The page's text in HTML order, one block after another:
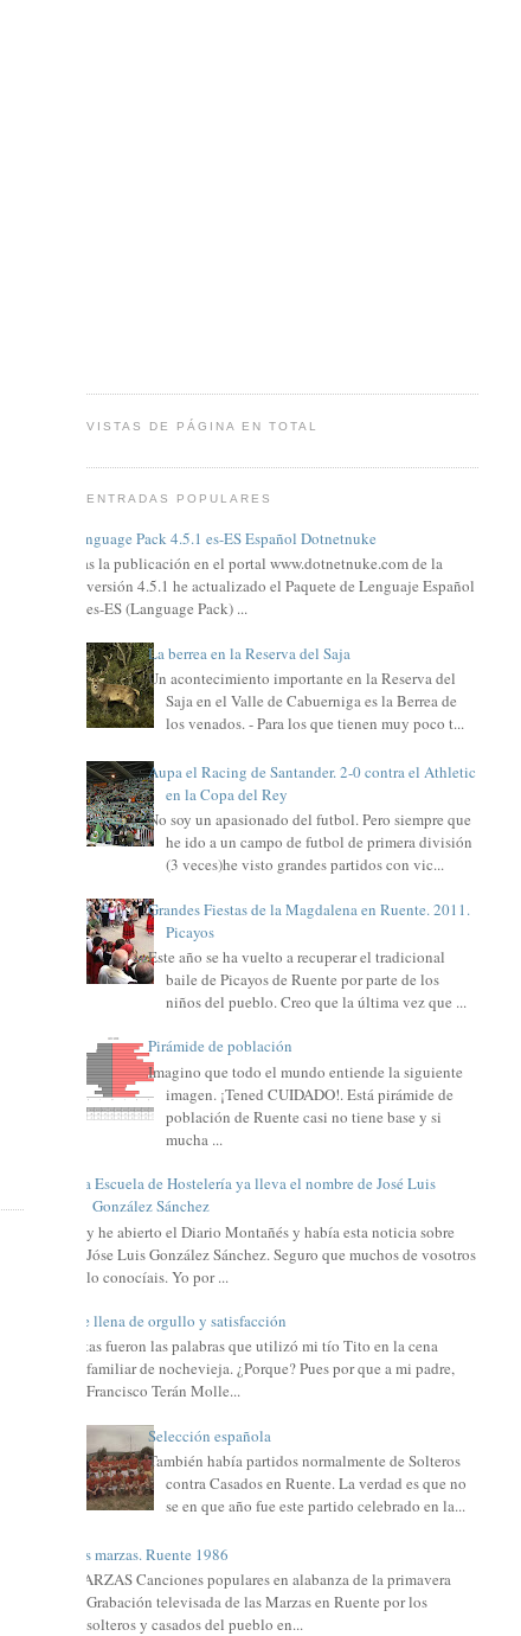
VISTAS DE PÁGINA EN TOTAL
ENTRADAS POPULARES
Language Pack 4.5.1 es-ES Español Dotnetnuke
Tras la publicación en el portal www.dotnetnuke.com de la
versión 4.5.1 he actualizado el Paquete de Lenguaje Español
es-ES (Language Pack) ...
La berrea en la Reserva del Saja
Un acontecimiento importante en la Reserva del
Saja en el Valle de Cabuerniga es la Berrea de
los venados. - Para los que tienen muy poco t...
Aupa el Racing de Santander. 2-0 contra el Athletic
en la Copa del Rey
No soy un apasionado del futbol. Pero siempre que
he ido a un campo de futbol de primera división
(3 veces)he visto grandes partidos con vic...
Grandes Fiestas de la Magdalena en Ruente. 2011.
Picayos
Este año se ha vuelto a recuperar el tradicional
baile de Picayos de Ruente por parte de los
niños del pueblo. Creo que la última vez que ...
Pirámide de población
Imagino que todo el mundo entiende la siguiente
imagen. ¡Tened CUIDADO!. Está pirámide de
población de Ruente casi no tiene base y si
mucha ...
La Escuela de Hostelería ya lleva el nombre de José Luis
González Sánchez
Hoy he abierto el Diario Montañés y había esta noticia sobre
Jóse Luis González Sánchez. Seguro que muchos de vosotros
lo conocíais. Yo por ...
Me llena de orgullo y satisfacción
Estas fueron las palabras que utilizó mi tío Tito en la cena
familiar de nochevieja. ¿Porque? Pues por que a mi padre,
Francisco Terán Molle...
Selección española
También había partidos normalmente de Solteros
contra Casados en Ruente. La verdad es que no
se en que año fue este partido celebrado en la...
Las marzas. Ruente 1986
MARZAS Canciones populares en alabanza de la primavera
Grabación televisada de las Marzas en Ruente por los
solteros y casados del pueblo en...